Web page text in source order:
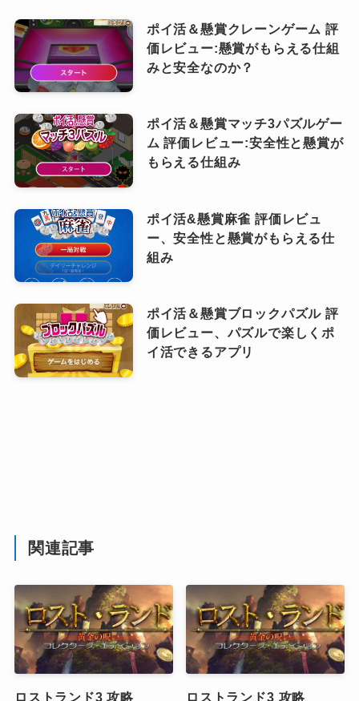
ポイ活＆懸賞クレーンゲーム 評
価レビュー:懸賞がもらえる仕組
みと安全なのか？
ポイ活＆懸賞マッチ3パズルゲー
ム 評価レビュー:安全性と懸賞が
もらえる仕組み
ポイ活&懸賞麻雀 評価レビュ
ー、安全性と懸賞がもらえる仕
組み
ポイ活＆懸賞ブロックパズル 評
価レビュー、パズルで楽しくポ
イ活できるアプリ
関連記事
ロストランド3 攻略 ロストランド3 攻略